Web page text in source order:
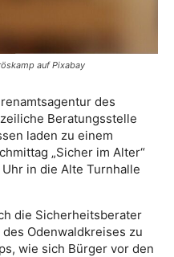
auf Pixabay
des
Beratungsstelle
laden zu einem
„Sicher im Alter“
in die Alte Turnhalle
die Sicherheitsberater
Odenwaldkreises zu
wie sich Bürger vor den